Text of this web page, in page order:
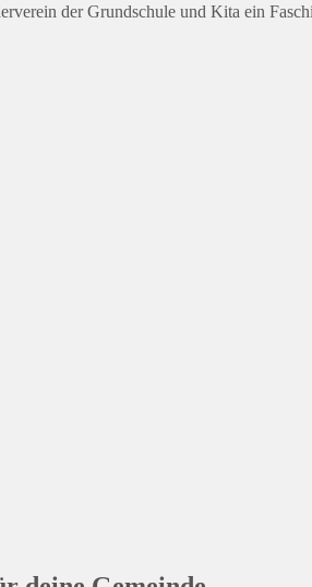
der Grundschule und Kita ein